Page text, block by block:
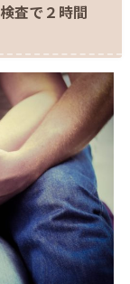
査で２時間